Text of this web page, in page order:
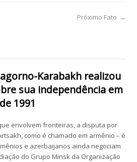
Próximo Fato →
Karabakh realizou
sua independência em
1991
envolvem fronteiras, a disputa por
como é chamado em armênio – é
e azerbaijanos ainda negociam
do Grupo Minsk da Organização